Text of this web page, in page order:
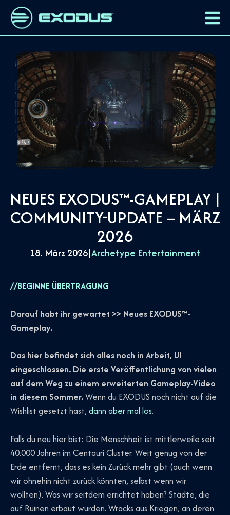
NEUES EXODUS™-GAMEPLAY |
COMMUNITY-UPDATE – MÄRZ
2026
18. März 2026|Archetype Entertainment
//BEGINNE ÜBERTRAGUNG
Darauf habt ihr gewartet >> Neues EXODUS™-
Gameplay.
Das hier befindet sich alles noch in Arbeit, UI
eingeschlossen. Die erste Veröffentlichung von vielen
auf dem Weg zu einem erweiterten Gameplay-Video
in diesem Sommer.Wenn du EXODUS noch nicht auf die
Wishlist gesetzt hast, dann aber mal los.
Falls du neu hier bist: Die Menschheit ist mittlerweile seit
40.000 Jahren im Centauri Cluster. Weit genug von der
Erde entfernt, dass es kein Zurück mehr gibt (auch wenn
wir ohnehin nicht zurück könnten, selbst wenn wir
wollten). Was wir seitdem errichtet haben? Städte, die
auf Ruinen erbaut wurden. Wracks aus Kriegen, an deren